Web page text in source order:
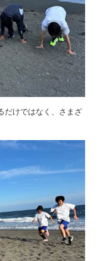
だけではなく、さまざ